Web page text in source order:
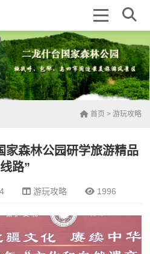
首页 > 游玩攻略
家森林公园研学旅游精品
线路”
游玩攻略 1996